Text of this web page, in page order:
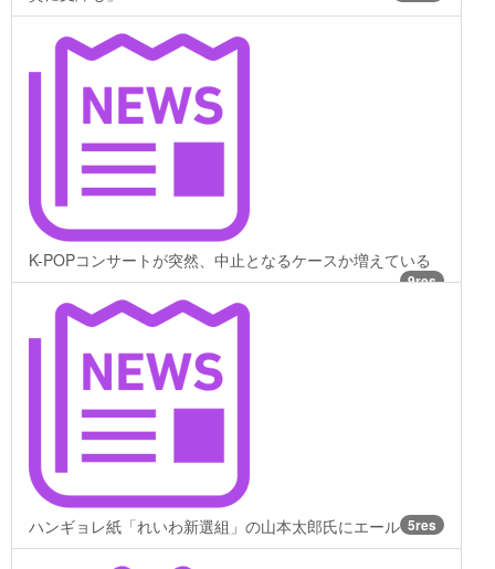
K-POPコンサートが突然、中止となるケースか増えている
9res
ハンギョレ紙「れいわ新選組」の山本太郎氏にエール 5res